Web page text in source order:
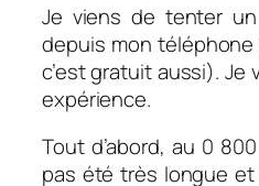
Je viens de tenter
depuis mon téléphone
c’est gratuit aussi). Je
expérience.
Tout d’abord, au 0
pas été très longue